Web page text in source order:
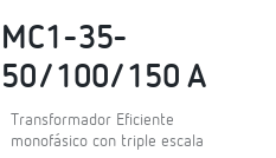
MC1-35-
50/100/150 A
Transformador Eficiente
monofásico con triple escala